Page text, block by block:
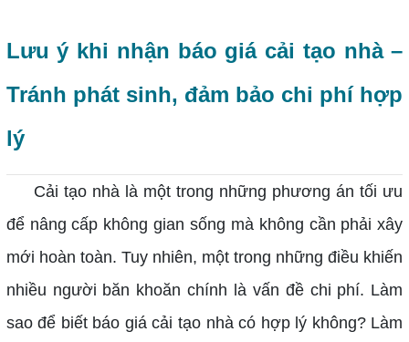
Lưu ý khi nhận báo giá cải tạo nhà –
Tránh phát sinh, đảm bảo chi phí hợp
lý
Cải tạo nhà là một trong những phương án tối ưu
để nâng cấp không gian sống mà không cần phải xây
mới hoàn toàn. Tuy nhiên, một trong những điều khiến
nhiều người băn khoăn chính là vấn đề chi phí. Làm
sao để biết báo giá cải tạo nhà có hợp lý không? Làm